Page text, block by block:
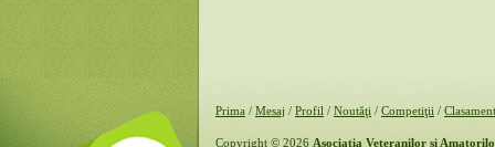
Prima / Mesaj / Profil / Noutăţi / Competiţii /
Copyright © 2026 Asociaţia Veteranilor şi